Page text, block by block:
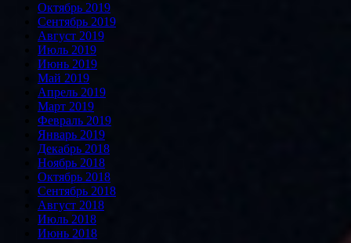
Октябрь 2019
Сентябрь 2019
Август 2019
Июль 2019
Июнь 2019
Май 2019
Апрель 2019
Март 2019
Февраль 2019
Январь 2019
Декабрь 2018
Ноябрь 2018
Октябрь 2018
Сентябрь 2018
Август 2018
Июль 2018
Июнь 2018